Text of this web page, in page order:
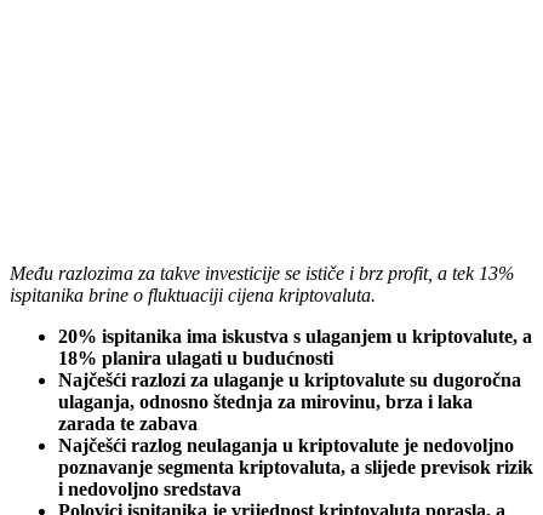
Među razlozima za takve investicije se ističe i brz profit, a tek 13%
ispitanika brine o fluktuaciji cijena kriptovaluta.
20% ispitanika ima iskustva s ulaganjem u kriptovalute, a
18% planira ulagati u budućnosti
Najčešći razlozi za ulaganje u kriptovalute su dugoročna
ulaganja, odnosno štednja za mirovinu, brza i laka
zarada te zabava
Najčešći razlog neulaganja u kriptovalute je nedovoljno
poznavanje segmenta kriptovaluta, a slijede previsok rizik
i nedovoljno sredstava
Polovici ispitanika je vrijednost kriptovaluta porasla, a